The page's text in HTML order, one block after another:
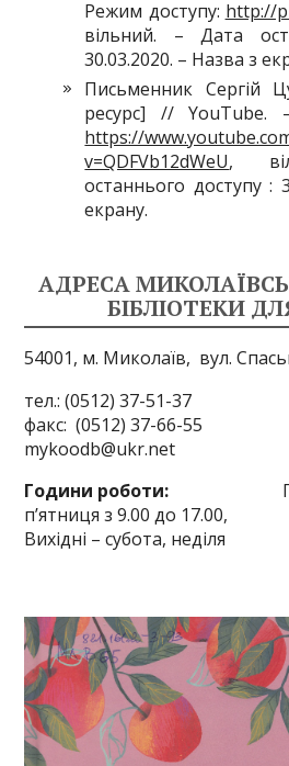
Режим доступу: http://
вільний. – Дата
30.03.2020. – Назва з
Письменник Сергій
ресурс] // YouTube.
https://
v=QDFVb12dWeU,
останнього доступу :
екрану.
АДРЕСА
БІБЛІОТЕКИ
54001, м. Миколаїв, вул.
тел.: (0512) 37-51-37
факс: (0512) 37-66-
mykoodb@ukr.net
Години роботи:
п’ятниця з 9.00 до 17.00,
Вихідні – субота, неділя